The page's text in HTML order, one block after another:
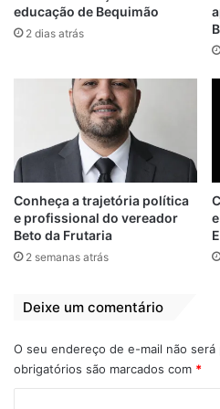
O prefeito João
do Turismo
certificação
para o município.
Estamos falando da
Floresta dos
atrativos naturais e
“Bequimão foi
região que engloba
características
semelhantes. Para a
educação de Bequimão
2 dias atrás
Conheça a trajetória política
e profissional do vereador
Beto da Frutaria
2 semanas atrás
Deixe um comentário
O seu endereço de e-mail não será
obrigatórios são marcados com *